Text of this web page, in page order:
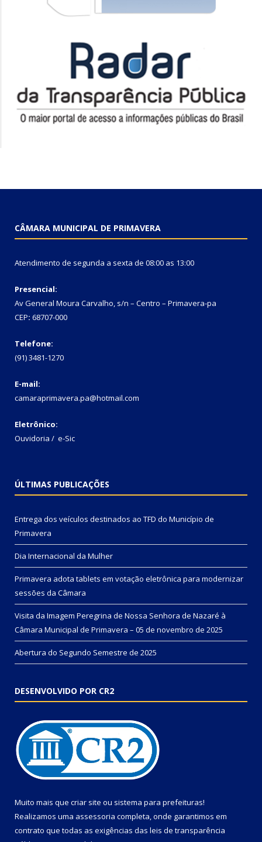
CÂMARA MUNICIPAL DE PRIMAVERA
Atendimento de segunda a sexta de 08:00 as 13:00
Presencial:
Av General Moura Carvalho, s/n – Centro – Primavera-pa
CEP: 68707-000
Telefone:
(91) 3481-1270
E-mail:
camaraprimavera.pa@hotmail.com
Eletrônico:
Ouvidoria / e-Sic
ÚLTIMAS PUBLICAÇÕES
Entrega dos veículos destinados ao TFD do Município de
Primavera
Dia Internacional da Mulher
Primavera adota tablets em votação eletrônica para modernizar
sessões da Câmara
Visita da Imagem Peregrina de Nossa Senhora de Nazaré à
Câmara Municipal de Primavera – 05 de novembro de 2025
Abertura do Segundo Semestre de 2025
DESENVOLVIDO POR CR2
Muito mais que criar site ou sistema para prefeituras!
Realizamos uma assessoria completa, onde garantimos em
contrato que todas as exigências das leis de transparência